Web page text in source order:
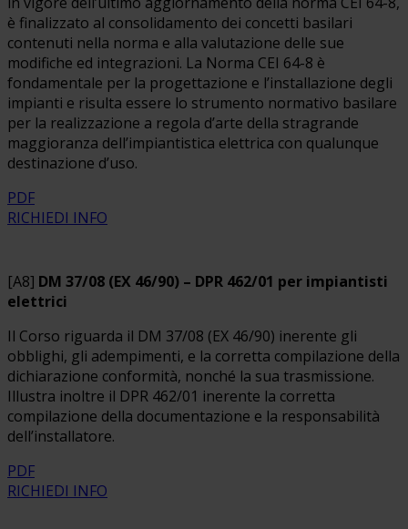
è finalizzato al consolidamento dei concetti basilari
contenuti nella norma e alla valutazione delle sue
modifiche ed integrazioni. La Norma CEI 64-8 è
fondamentale per la progettazione e l’installazione degli
impianti e risulta essere lo strumento normativo basilare
per la realizzazione a regola d’arte della stragrande
maggioranza dell’impiantistica elettrica con qualunque
destinazione d’uso.
PDF
RICHIEDI INFO
[A8] DM 37/08 (EX 46/90) – DPR 462/01 per impiantisti
elettrici
Il Corso riguarda il DM 37/08 (EX 46/90) inerente gli
obblighi, gli adempimenti, e la corretta compilazione della
dichiarazione conformità, nonché la sua trasmissione.
Illustra inoltre il DPR 462/01 inerente la corretta
compilazione della documentazione e la responsabilità
dell’installatore.
PDF
RICHIEDI INFO